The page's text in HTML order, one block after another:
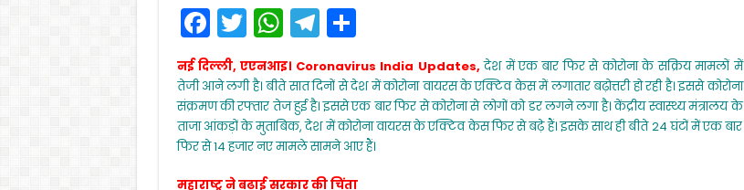
मामलों
की
रफ्तार
बढ़ी,
महाराष्ट्र
में
F
a
c
e
b
T
w
itt
er
W
h
a
ts
A
T
el
e
gr
a
m
S
ar
e
नई दिल्ली, एएनआइ। Coronavirus India Updates,देश में एक बार फिर से कोरोना के सक्रिय मामलों में
तेजी आने लगी है। बीते सात दिनों से देश में कोरोना वायरस के एक्टिव केस में लगातार बढ़ोत्तरी हो रही है। इससे कोरोना
संक्रमण की रफ्तार तेज हुई है। इससे एक बार फिर से कोरोना से लोगों को डर लगने लगा है। केंद्रीय स्वास्थ्य मंत्रालय के
ताजा आंकड़ों के मुताबिक, देश में कोरोना वायरस के एक्टिव केस फिर से बढ़े हैं। इसके साथ ही बीते 24 घंटों में एक बार
फिर से 14 हजार नए मामले सामने आए हैं।
महाराष्ट्र ने बढ़ाई सरकार की चिंता